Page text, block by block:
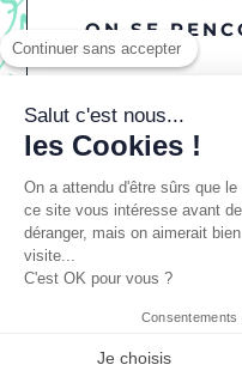
ON SE
WAOUH,
Je veux
50 avenue de
Continuer sans accepter
Salut c'est nous...
les Cookies !
On a attendu d'être sûrs que le
ce site vous intéresse avant
déranger, mais on aimerait
visite...
C'est OK pour vous ?
Consentements
Je choisis